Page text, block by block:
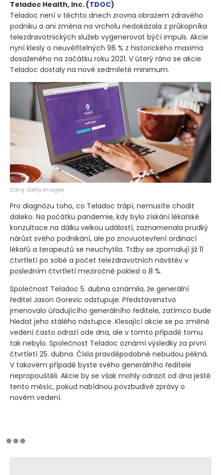
Teladoc Health, Inc. (TDOC)
Teladoc není v těchto dnech zrovna obrazem zdravého
podniku a ani změna na vrcholu nedokázala z průkopníka
telezdravotnických služeb vygenerovat býčí impuls. Akcie
nyní klesly o neuvěřitelných 96 % z historického maxima
dosaženého na začátku roku 2021. V úterý ráno se akcie
Teladoc dostaly na nové sedmileté minimum.
Zdroj: Getty Images
Pro diagnózu toho, co Teladoc trápí, nemusíte chodit
daleko. Na počátku pandemie, kdy bylo získání lékařské
konzultace na dálku velkou událostí, zaznamenala prudký
nárůst svého podnikání, ale po znovuotevření ordinací
lékařů a terapeutů se neuchytila. Tržby se zpomalují již 11
čtvrtletí po sobě a počet telezdravotních návštěv v
posledním čtvrtletí meziročně poklesl o 8 %.
Společnost Teladoc 5. dubna oznámila, že generální
ředitel Jason Gorevic odstupuje. Představenstvo
jmenovalo úřadujícího generálního ředitele, zatímco bude
hledat jeho stálého nástupce. Klesající akcie se po změně
vedení často odrazí ode dna, ale v tomto případě tomu
tak nebylo. Společnost Teladoc oznámí výsledky za první
čtvrtletí 25. dubna. Čísla pravděpodobně nebudou pěkná.
V takovém případě byste svého generálního ředitele
nepropouštěli. Akcie by se však mohly odrazit od dna ještě
tento měsíc, pokud nabídnou povzbudivé zprávy o
novém vedení.